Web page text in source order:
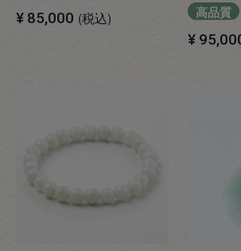
¥ 85,000 税込 高品質
¥